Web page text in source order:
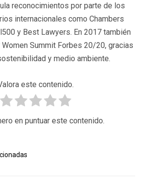
reconocimientos por parte de los
internacionales como Chambers
y Best Lawyers. En 2017 también
Summit Forbes 20/20, gracias
y medio ambiente.
este contenido.
en puntuar este contenido.